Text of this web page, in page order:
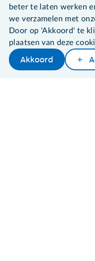
Later
030 - 276 99 65
leden@seniorweb.nl
beter te laten werken
we verzamelen met
Door op 'Akkoord' te
plaatsen van deze
Akkoord